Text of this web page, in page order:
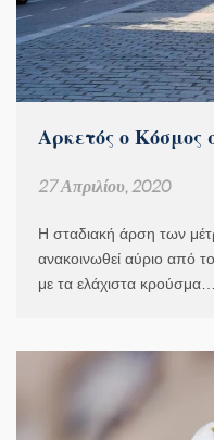
Αρκετός ο Κόσμος
27 Απριλίου, 2020
Η σταδιακή άρση των
ανακοινωθεί αύριο από
με τα ελάχιστα κρούσμα…